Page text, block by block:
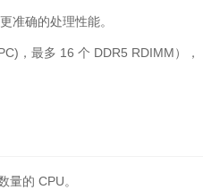
准确的处理性能。
，最多 16 个 DDR5 RDIMM），
的 CPU。